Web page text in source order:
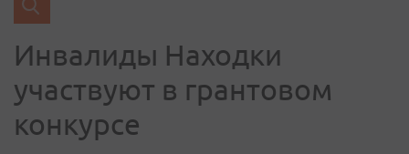
Инвалиды Находки
участвуют в грантовом
конкурсе